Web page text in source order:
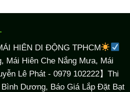
HIÊN DI ĐỘNG TPHCM
Mái Hiên Che Nắng Mưa, Mái
Lê Phát - 0979 102222】Thi
Dương, Báo Giá Lắp Đặt Bạt